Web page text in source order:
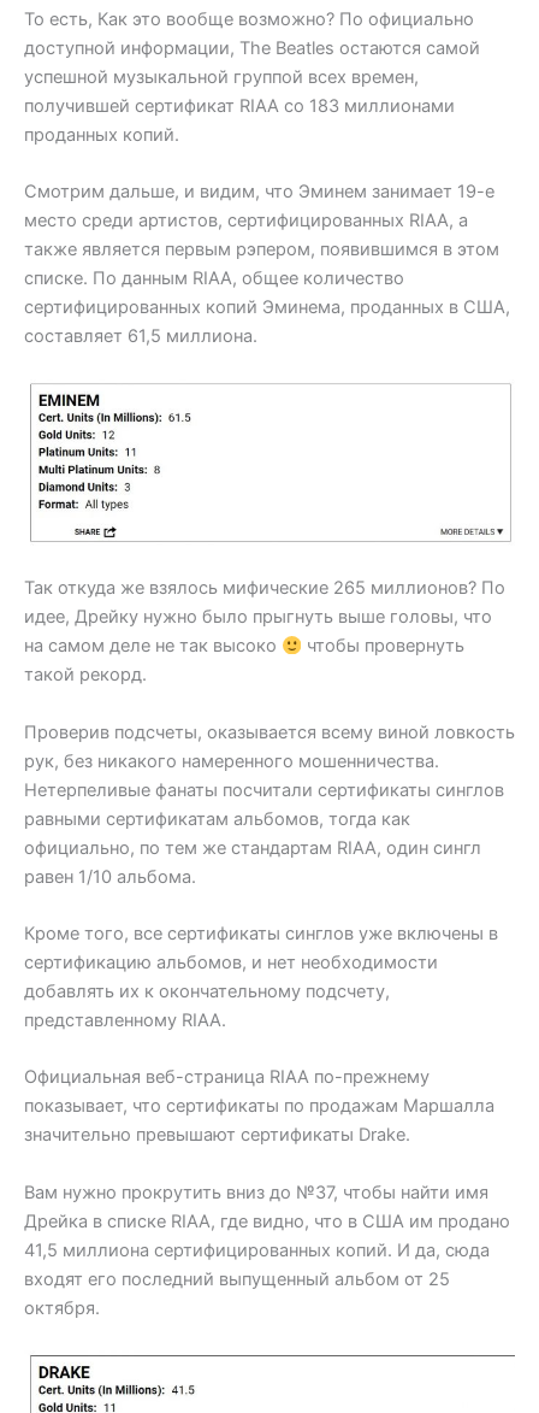
То есть, Как это вообще возможно? По официально
доступной информации, The Beatles остаются самой
успешной музыкальной группой всех времен,
получившей сертификат RIAA со 183 миллионами
проданных копий.
Смотрим дальше, и видим, что Эминем занимает 19-е
место среди артистов, сертифицированных RIAA, а
также является первым рэпером, появившимся в этом
списке. По данным RIAA, общее количество
сертифицированных копий Эминема, проданных в США,
составляет 61,5 миллиона.
Так откуда же взялось мифические 265 миллионов? По
идее, Дрейку нужно было прыгнуть выше головы, что
на самом деле не так высоко
чтобы провернуть
такой рекорд.
Проверив подсчеты, оказывается всему виной ловкость
рук, без никакого намеренного мошенничества.
Нетерпеливые фанаты посчитали сертификаты синглов
равными сертификатам альбомов, тогда как
официально, по тем же стандартам RIAA, один сингл
равен 1/10 альбома.
Кроме того, все сертификаты синглов уже включены в
сертификацию альбомов, и нет необходимости
добавлять их к окончательному подсчету,
представленному RIAA.
Официальная веб-страница RIAA по-прежнему
показывает, что сертификаты по продажам Маршалла
значительно превышают сертификаты Drake.
Вам нужно прокрутить вниз до №37, чтобы найти имя
Дрейка в списке RIAA, где видно, что в США им продано
41,5 миллиона сертифицированных копий. И да, сюда
входят его последний выпущенный альбом от 25
октября.